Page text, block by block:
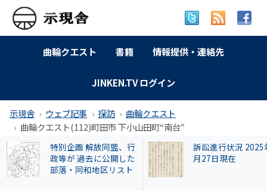
曲輪クエスト 書籍 情報提供・連絡先
JINKEN.TV ログイン
示現舎 ウェブ記事 探訪
曲輪クエスト
曲輪クエスト(112)町田市 下小山田町“南台”
訴訟進行状況 2025年9
月27日現在
【和牛投資トラブ
和歌山県議を信奉